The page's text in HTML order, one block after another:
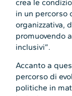
crea le
in un percorso
organizzativa,
promuovendo
inclusivi”.
Accanto a
percorso di
politiche in